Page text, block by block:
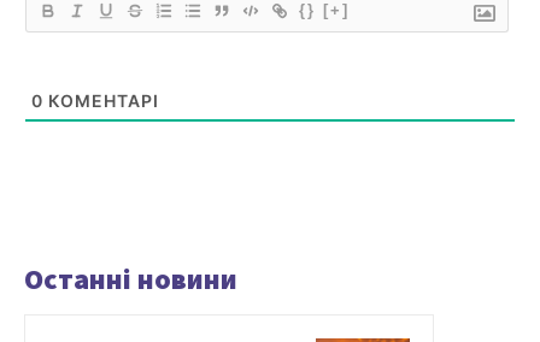
{} [+]
0 КОМЕНТАРІ
Останні новини